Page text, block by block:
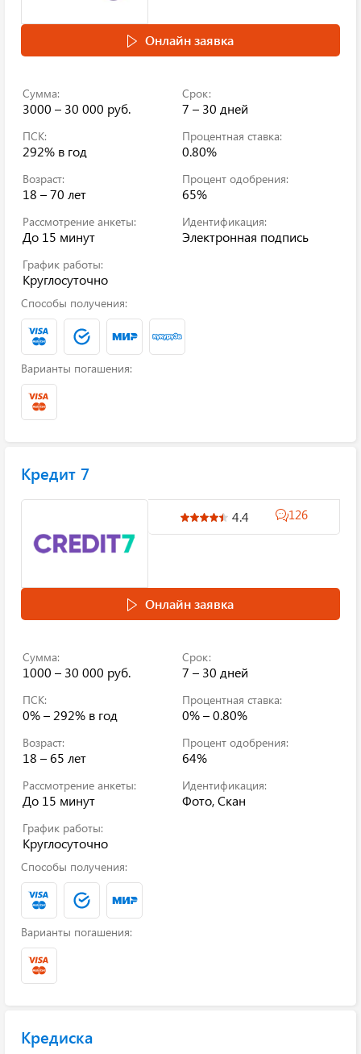
Онлайн заявка
Сумма:
3000 – 30 000 руб.
Срок:
7 – 30 дней
ПСК:
292% в год
Процентная ставка:
0.80%
Возраст:
18 – 70 лет
Процент одобрения:
65%
Рассмотрение анкеты:
До 15 минут
Идентификация:
Электронная подпись
График работы:
Круглосуточно
Способы получения:
Варианты погашения:
Кредит 7
4.4 126
Онлайн заявка
Сумма:
1000 – 30 000 руб.
Срок:
7 – 30 дней
ПСК:
0% – 292% в год
Процентная ставка:
0% – 0.80%
Возраст:
18 – 65 лет
Процент одобрения:
64%
Рассмотрение анкеты:
До 15 минут
Идентификация:
Фото, Скан
График работы:
Круглосуточно
Способы получения:
Варианты погашения:
Кредиска